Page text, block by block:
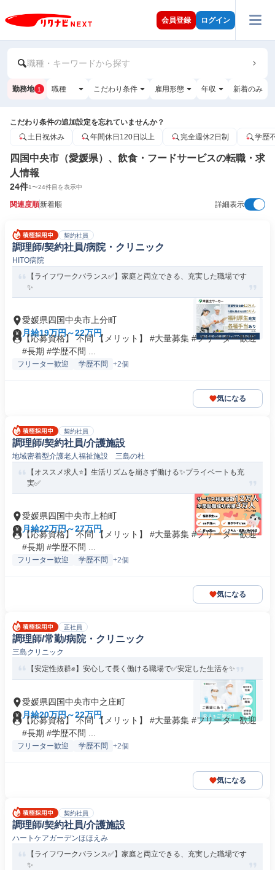
会員登録 ログイン
職種・キーワードから探す
勤務地 1 職種 こだわり条件 雇用形態 年収 新着のみ
こだわり条件の追加設定を忘れていませんか？
土日祝休み
年間休日120日以上 完全週休2日制 学歴
四国中央市（愛媛県）、飲食・フードサービスの転職・求
人情報
24件1〜24件目を表示中
関連度順新着順 詳細表示
契約社員
調理師/契約社員/病院・クリニック
HITO病院
【ライフワークバランス✅️】家庭と両立できる、充実した職場です
✨
愛媛県四国中央市上分町
月給19万円～22万円
【応募資格】 不問 【メリット】 #大量募集 #フリーター歓迎
#長期 #学歴不問 ...
フリーター歓迎 学歴不問 +2個
気になる
契約社員
調理師/契約社員/介護施設
地域密着型介護老人福祉施設 三島の杜
【オススメ求人⭐️】生活リズムを崩さず働ける✨プライベートも充
実✅️
愛媛県四国中央市上柏町
月給22万円～27万円
【応募資格】 不問 【メリット】 #大量募集 #フリーター歓迎
#長期 #学歴不問 ...
フリーター歓迎 学歴不問 +2個
気になる
正社員
調理師/常勤/病院・クリニック
三島クリニック
【安定性抜群✊️】安心して長く働ける職場で✅️安定した生活を✨
愛媛県四国中央市中之庄町
月給20万円～22万円
【応募資格】 不問 【メリット】 #大量募集 #フリーター歓迎
#長期 #学歴不問 ...
フリーター歓迎 学歴不問 +2個
気になる
契約社員
調理師/契約社員/介護施設
ハートケアガーデンほほえみ
【ライフワークバランス✅️】家庭と両立できる、充実した職場です
✨